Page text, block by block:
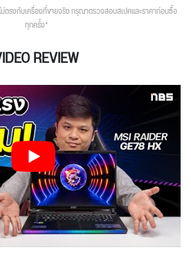
ตรงกับเครื่องที่ขายจริง กรุณาตรวจสอบสเปคและราคาก่อนซื้อ
ทุกครั้ง*
REVIEW